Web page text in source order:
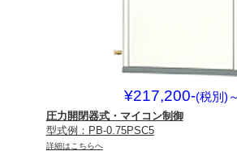
¥217,200-(税別) ～
圧力開閉器式・マイコン制御
型式例：PB-0.75PSC5
詳細はこちらへ